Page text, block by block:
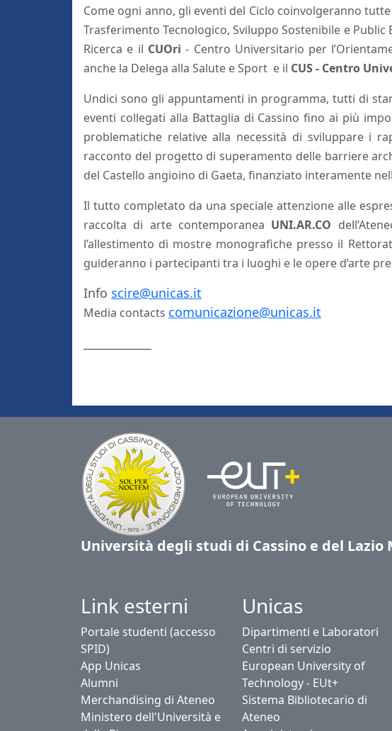
Come ogni anno, gli eventi del Ciclo coinvolgeranno
Trasferimento Tecnologico, Sviluppo Sostenibile e Public
Ricerca e il CUOri - Centro Universitario per
anche la Delega alla Salute e Sport e il CUS - Centro
Undici sono gli appuntamenti in programma, tutti di
eventi collegati alla Battaglia di Cassino fino ai più
problematiche relative alla necessità di sviluppare i
racconto del progetto di superamento delle barriere
del Castello angioino di Gaeta, finanziato interamente
Il tutto completato da una speciale attenzione alle
raccolta di arte contemporanea UNI.AR.CO
l’allestimento di mostre monografiche presso il
guideranno i partecipanti tra i luoghi e le opere d’arte
Info scire@unicas.it
Media contacts comunicazione@unicas.it
Università degli studi di Cassino e del Lazio
Link esterni
Portale studenti (accesso
SPID)
App Unicas
Alumni
Merchandising di Ateneo
Ministero dell'Università e
Unicas
Dipartimenti e Laboratori
Centri di servizio
European University of
Technology - EUt+
Sistema Bibliotecario di
Ateneo